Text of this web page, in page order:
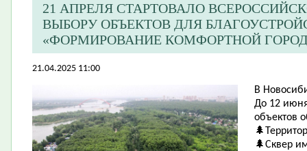
21 АПРЕЛЯ СТАРТОВАЛО
ВЫБОРУ ОБЪЕКТОВ ДЛЯ
«ФОРМИРОВАНИЕ КОМФОРТНОЙ
21.04.2025 11:00
​В
До 12
объектов
🌲Сквер